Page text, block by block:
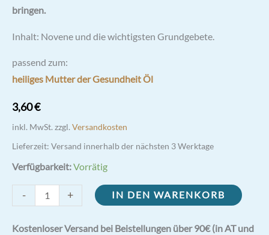
bringen.
Inhalt: Novene und die wichtigsten Grundgebete.
passend zum:
heiliges Mutter der Gesundheit Öl
3,60€
inkl. MwSt. zzgl. Versandkosten
Lieferzeit: Versand innerhalb der nächsten 3 Werktage
Verfügbarkeit:Vorrätig
-
zur
Mutter
+ IN DEN WARENKORB
Kostenloser Versand bei Beistellungen über 90€ (in AT und